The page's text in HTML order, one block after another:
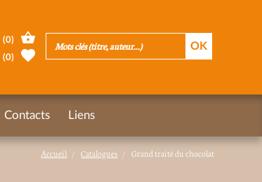
Accueil Catalogues Grand traité du chocolat
(0)
(0)
Contacts Liens